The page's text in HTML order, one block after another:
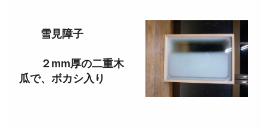
雪見障子
２mm厚の二重木
瓜で、ボカシ入り